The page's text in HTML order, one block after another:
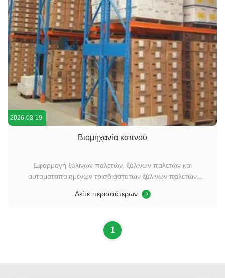
2026-03-19
Βιομηχανία καπνού
Εφαρμογή ξύλινων παλετών, ξύλινων παλετών και
αυτοματοποιημένων τρισδιάστατων ξύλινων παλετών
Δείτε περισσότερων
1